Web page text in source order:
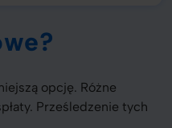
opcję. Różne
Prześledzenie tych